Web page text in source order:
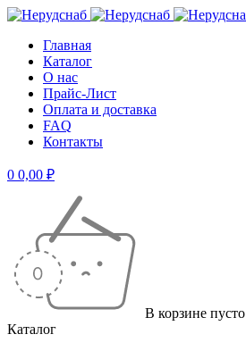
Главная
Каталог
О нас
Прайс-Лист
Оплата и доставка
FAQ
Контакты
0 0,00 ₽
В корзине пусто
Каталог